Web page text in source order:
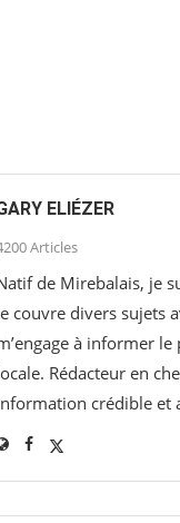
ELIÉZER
Articles
de Mirebalais, je
couvre divers sujets
à informer
Rédacteur en
crédible et